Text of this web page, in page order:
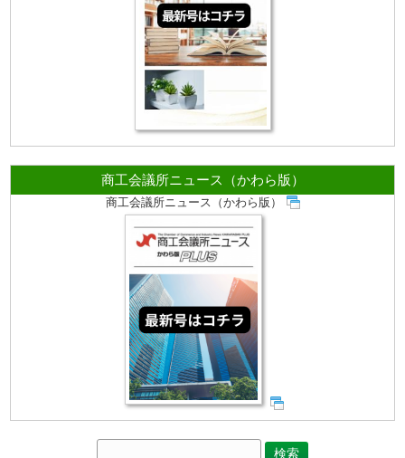
商工会議所ニュース（かわら版）
商工会議所ニュース（かわら版）